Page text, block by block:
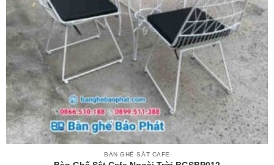
BÀN GHẾ SẮT CAFE